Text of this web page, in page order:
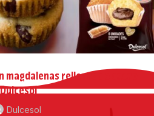
magdalenas rellenas de cacao
Dulcesol
Dulcesol